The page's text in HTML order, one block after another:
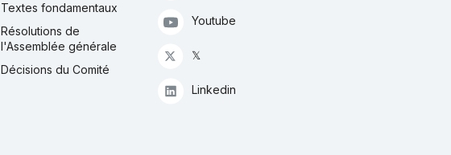
Textes fondamentaux
Résolutions de
l'Assemblée générale
Décisions du Comité
Youtube
𝕏
Linkedin